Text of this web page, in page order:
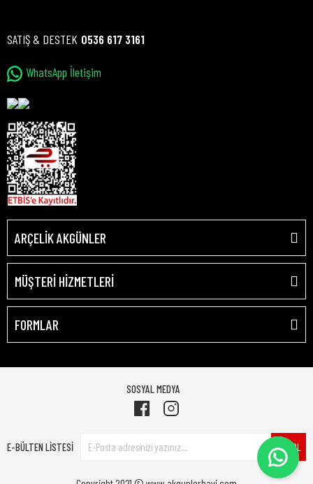
SATIŞ & DESTEK 0536 617 3161
WhatsApp İletişim
ARÇELİK AKGÜNLER
MÜŞTERİ HİZMETLERİ
FORMLAR
E-BÜLTEN LİSTESİ ÜYE OL
SOSYAL MEDYA